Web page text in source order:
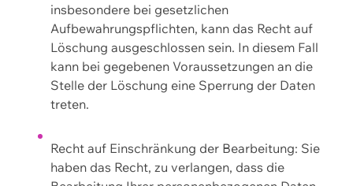
insbesondere bei gesetzlichen
Aufbewahrungspflichten, kann das Recht auf
Löschung ausgeschlossen sein. In diesem Fall
kann bei gegebenen Voraussetzungen an die
Stelle der Löschung eine Sperrung der Daten
treten.
Recht auf Einschränkung der Bearbeitung: Sie
haben das Recht, zu verlangen, dass die